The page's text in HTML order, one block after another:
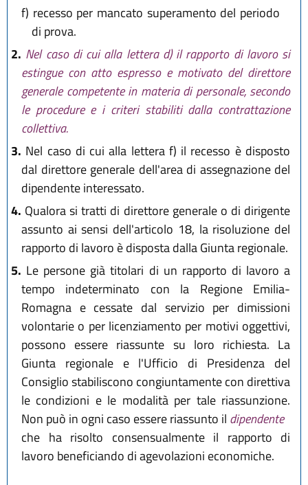
f) recesso per mancato superamento del periodo
di prova.
2. Nel caso di cui alla lettera d) il rapporto di lavoro si
estingue con atto espresso e motivato del direttore
generale competente in materia di personale, secondo
le procedure e i criteri stabiliti dalla contrattazione
collettiva.
3. Nel caso di cui alla lettera f) il recesso è disposto
dal direttore generale dell'area di assegnazione del
dipendente interessato.
4. Qualora si tratti di direttore generale o di dirigente
assunto ai sensi dell'articolo 18, la risoluzione del
rapporto di lavoro è disposta dalla Giunta regionale.
5. Le persone già titolari di un rapporto di lavoro a
tempo indeterminato con la Regione Emilia-
Romagna e cessate dal servizio per dimissioni
volontarie o per licenziamento per motivi oggettivi,
possono essere riassunte su loro richiesta. La
Giunta regionale e l'Ufficio di Presidenza del
Consiglio stabiliscono congiuntamente con direttiva
le condizioni e le modalità per tale riassunzione.
Non può in ogni caso essere riassunto il dipendente
che ha risolto consensualmente il rapporto di
lavoro beneficiando di agevolazioni economiche.